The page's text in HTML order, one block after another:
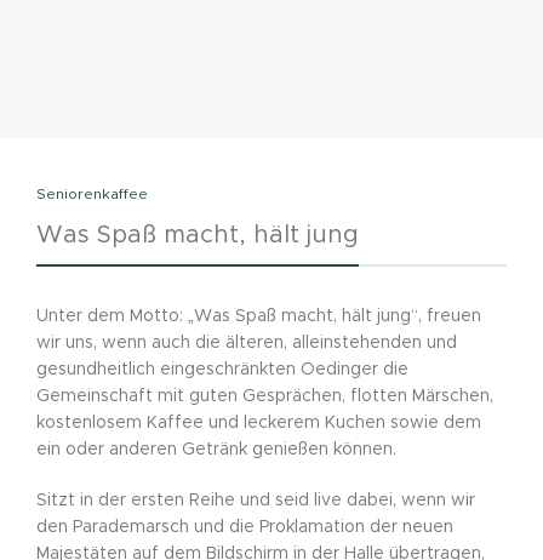
Seniorenkaffee
Was Spaß macht, hält jung
Unter dem Motto: „Was Spaß macht, hält jung“, freuen
wir uns, wenn auch die älteren, alleinstehenden und
gesundheitlich eingeschränkten Oedinger die
Gemeinschaft mit guten Gesprächen, flotten Märschen,
kostenlosem Kaffee und leckerem Kuchen sowie dem
ein oder anderen Getränk genießen können.
Sitzt in der ersten Reihe und seid live dabei, wenn wir
den Parademarsch und die Proklamation der neuen
Majestäten auf dem Bildschirm in der Halle übertragen,